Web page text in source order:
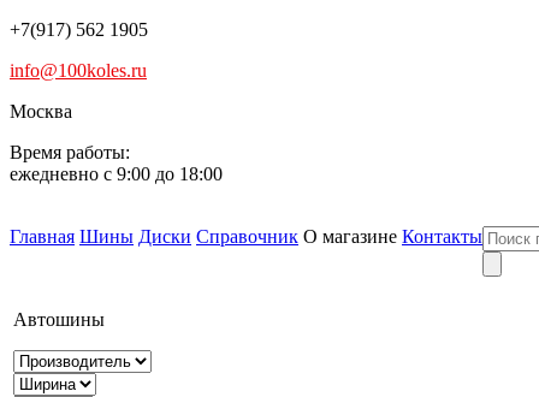
+7(917) 562 1905
info@100koles.ru
Москва
Время работы:
ежедневно с 9:00 до 18:00
Главная Шины Диски Справочник О магазине Контакты
Автошины